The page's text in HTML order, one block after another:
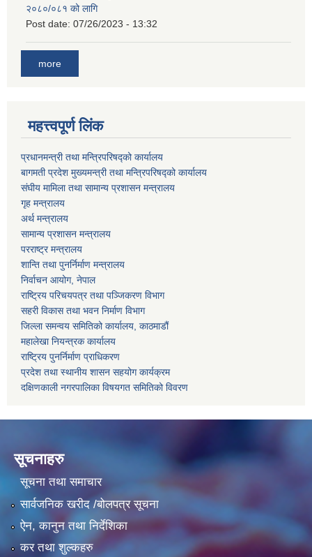
२०८०/०८१ को लागि
Post date: 07/26/2023 - 13:32
more
महत्त्वपूर्ण लिंक
प्रधानमन्त्री तथा मन्त्रिपरिषद्को कार्यालय
बागमती प्रदेश मुख्यमन्त्री तथा मन्त्रिपरिषद्को कार्यालय
संघीय मामिला तथा सामान्य प्रशासन मन्त्रालय
गृह मन्त्रालय
अर्थ मन्त्रालय
सामान्य प्रशासन मन्त्रालय
परराष्ट्र मन्त्रालय
शान्ति तथा पुनर्निर्माण मन्त्रालय
निर्वाचन आयोग, नेपाल
राष्ट्रिय परिचयपत्र तथा पञ्जिकरण विभाग
सहरी विकास तथा भवन निर्माण विभाग
जिल्ला समन्वय समितिको कार्यालय, काठमाडौं
महालेखा नियन्त्रक कार्यालय
राष्ट्रिय पुनर्निर्माण प्राधिकरण
प्रदेश तथा स्थानीय शासन सहयोग कार्यक्रम
दक्षिणकाली नगरपालिका विषयगत समितिको विवरण
सूचनाहरु
सूचना तथा समाचार
सार्वजनिक खरीद /बोलपत्र सूचना
ऐन, कानुन तथा निर्देशिका
कर तथा शुल्कहरु